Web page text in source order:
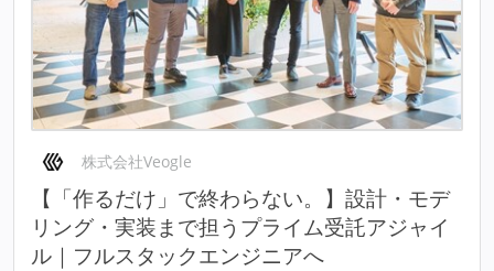
株式会社Veogle
【「作るだけ」で終わらない。】設計・モデ
リング・実装まで担うプライム受託アジャイ
ル｜フルスタックエンジニアへ